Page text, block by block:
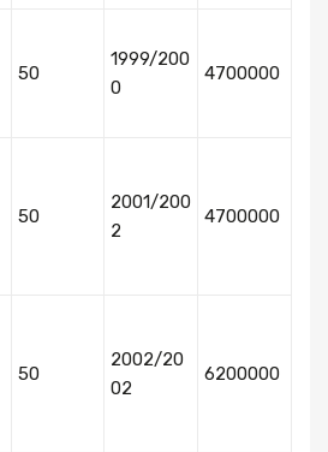
50
1999/200
0
4700000
50
2001/200
2
4700000
50
2002/20
02
6200000